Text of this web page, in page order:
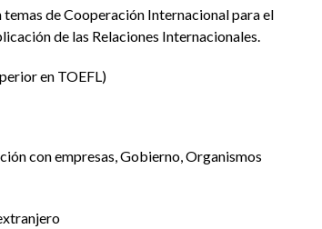
de Cooperación Internacional para el
de las Relaciones Internacionales.
en TOEFL)
con empresas, Gobierno, Organismos